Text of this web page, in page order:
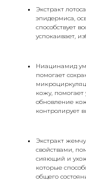
Экстракт
эпидермиса,
способствует
успокаивает,
Ниацинамид
помогает
кожу,
обновление
контролирует
Экстракт
свойствами,
сияющий и
которые
общего